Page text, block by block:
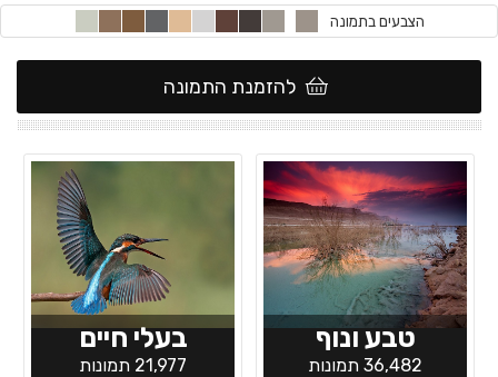
הצבעים בתמונה
להזמנת התמונה
טבע ונוף
36,482 תמונות
בעלי חיים
21,977 תמונות